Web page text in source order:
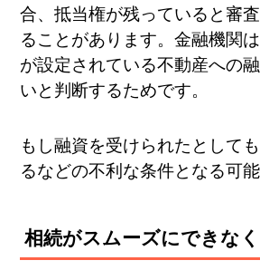
合、抵当権が残っていると審
ることがあります。金融機関
が設定されている不動産への
いと判断するためです。
もし融資を受けられたとして
るなどの不利な条件となる可
相続がスムーズにできな